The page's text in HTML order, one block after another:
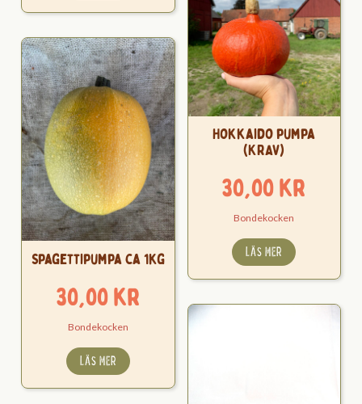
Hokkaido pumpa
(KRAV)
30,00kr
Bondekocken
LÄS MER
Spagettipumpa ca 1kg
30,00kr
Bondekocken
LÄS MER